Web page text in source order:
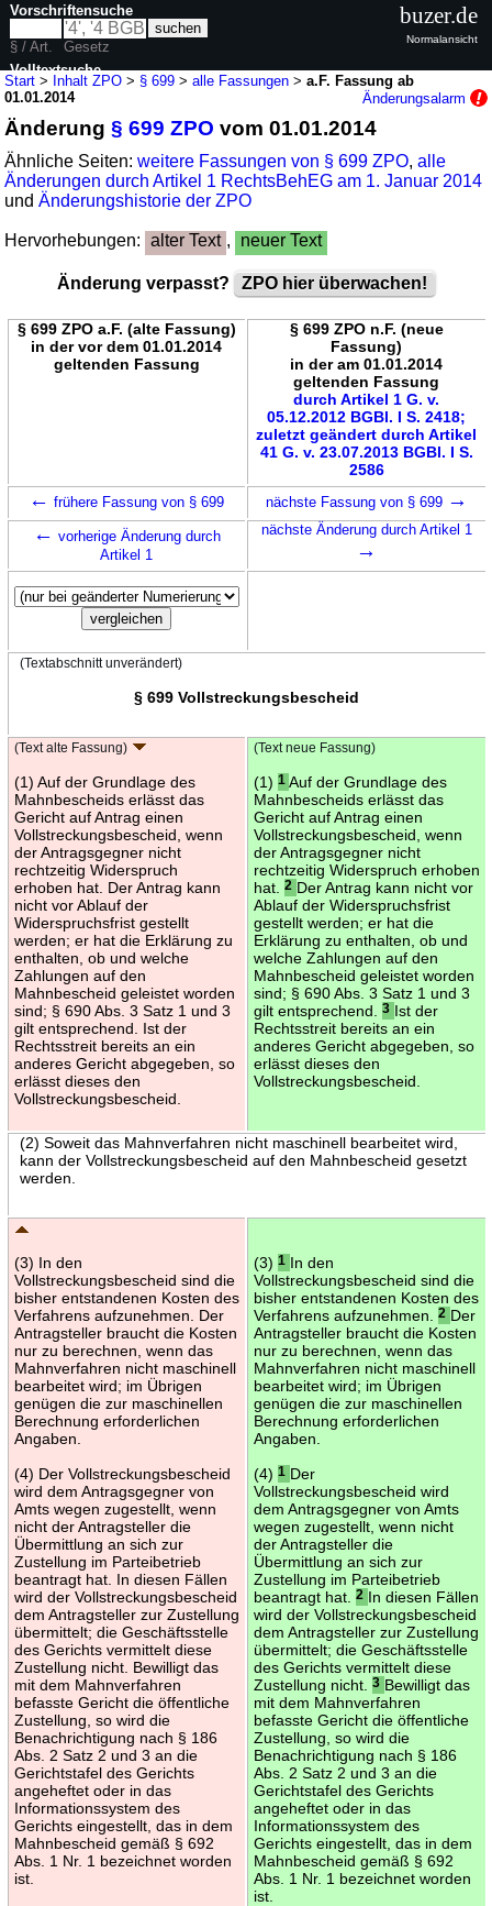
Start > Inhalt ZPO > § 699 >alle Fassungen >a.F. Fassung ab
01.01.2014
Änderungsalarm
Änderung§ 699 ZPO vom 01.01.2014
Ähnliche Seiten:weitere Fassungen von § 699 ZPO,alle
Änderungen durch Artikel 1 RechtsBehEG am 1. Januar 2014
undÄnderungshistorie der ZPO
Hervorhebungen: alter Text , neuer Text
Änderung verpasst? ZPO hier überwachen!
§ 699 ZPO a.F. (alte Fassung)
in der vor dem 01.01.2014
geltenden Fassung
§ 699 ZPO n.F. (neue
Fassung)
in der am 01.01.2014
geltenden Fassung
durch Artikel 1 G. v.
05.12.2012 BGBl. I S. 2418;
zuletzt geändert durch Artikel
41 G. v. 23.07.2013 BGBl. I S.
2586
← frühere Fassung von § 699 nächste Fassung von § 699 →
← vorherige Änderung durch
Artikel 1
nächste Änderung durch Artikel 1
→
(Textabschnitt unverändert)
§ 699 Vollstreckungsbescheid
(Text alte Fassung)
(1) Auf der Grundlage des
Mahnbescheids erlässt das
Gericht auf Antrag einen
Vollstreckungsbescheid, wenn
der Antragsgegner nicht
rechtzeitig Widerspruch
erhoben hat. Der Antrag kann
nicht vor Ablauf der
Widerspruchsfrist gestellt
werden; er hat die Erklärung zu
enthalten, ob und welche
Zahlungen auf den
Mahnbescheid geleistet worden
sind; § 690 Abs. 3 Satz 1 und 3
gilt entsprechend. Ist der
Rechtsstreit bereits an ein
anderes Gericht abgegeben, so
erlässt dieses den
Vollstreckungsbescheid.
(Text neue Fassung)
(1) 1 Auf der Grundlage des
Mahnbescheids erlässt das
Gericht auf Antrag einen
Vollstreckungsbescheid, wenn
der Antragsgegner nicht
rechtzeitig Widerspruch erhoben
hat.
2 Der Antrag kann nicht vor
Ablauf der Widerspruchsfrist
gestellt werden; er hat die
Erklärung zu enthalten, ob und
welche Zahlungen auf den
Mahnbescheid geleistet worden
sind; § 690 Abs. 3 Satz 1 und 3
gilt entsprechend.
3 Ist der
Rechtsstreit bereits an ein
anderes Gericht abgegeben, so
erlässt dieses den
Vollstreckungsbescheid.
(2) Soweit das Mahnverfahren nicht maschinell bearbeitet wird,
kann der Vollstreckungsbescheid auf den Mahnbescheid gesetzt
werden.
(3) In den
Vollstreckungsbescheid sind die
bisher entstandenen Kosten des
Verfahrens aufzunehmen. Der
Antragsteller braucht die Kosten
nur zu berechnen, wenn das
Mahnverfahren nicht maschinell
bearbeitet wird; im Übrigen
genügen die zur maschinellen
Berechnung erforderlichen
Angaben.
(4) Der Vollstreckungsbescheid
wird dem Antragsgegner von
Amts wegen zugestellt, wenn
nicht der Antragsteller die
Übermittlung an sich zur
Zustellung im Parteibetrieb
beantragt hat. In diesen Fällen
wird der Vollstreckungsbescheid
dem Antragsteller zur Zustellung
übermittelt; die Geschäftsstelle
des Gerichts vermittelt diese
Zustellung nicht. Bewilligt das
mit dem Mahnverfahren
befasste Gericht die öffentliche
Zustellung, so wird die
Benachrichtigung nach § 186
Abs. 2 Satz 2 und 3 an die
Gerichtstafel des Gerichts
angeheftet oder in das
Informationssystem des
Gerichts eingestellt, das in dem
Mahnbescheid gemäß § 692
Abs. 1 Nr. 1 bezeichnet worden
ist.
(3) 1 In den
Vollstreckungsbescheid sind die
bisher entstandenen Kosten des
Verfahrens aufzunehmen.
2 Der
Antragsteller braucht die Kosten
nur zu berechnen, wenn das
Mahnverfahren nicht maschinell
bearbeitet wird; im Übrigen
genügen die zur maschinellen
Berechnung erforderlichen
Angaben.
(4) 1 Der
Vollstreckungsbescheid wird
dem Antragsgegner von Amts
wegen zugestellt, wenn nicht
der Antragsteller die
Übermittlung an sich zur
Zustellung im Parteibetrieb
beantragt hat.
2 In diesen Fällen
wird der Vollstreckungsbescheid
dem Antragsteller zur Zustellung
übermittelt; die Geschäftsstelle
des Gerichts vermittelt diese
Zustellung nicht.
3 Bewilligt das
mit dem Mahnverfahren
befasste Gericht die öffentliche
Zustellung, so wird die
Benachrichtigung nach § 186
Abs. 2 Satz 2 und 3 an die
Gerichtstafel des Gerichts
angeheftet oder in das
Informationssystem des
Gerichts eingestellt, das in dem
Mahnbescheid gemäß § 692
Abs. 1 Nr. 1 bezeichnet worden
ist.
Vorschriftensuche
§ / Art.
Gesetz
Volltextsuche
buzer.de
Normalansicht